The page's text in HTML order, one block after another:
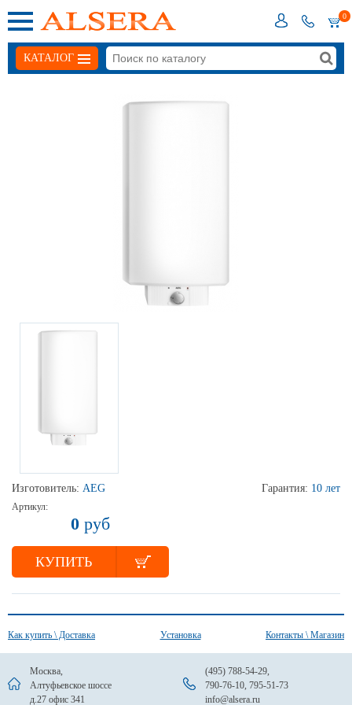
0
КАТАЛОГ
Изготовитель: AEG Гарантия: 10 лет
Артикул:
0 руб
КУПИТЬ
Как купить \ Доставка Установка Контакты \ Магазин
Москва,
Алтуфьевское шоссе
д.27 офис 341
(495) 788-54-29,
790-76-10, 795-51-73
info@alsera.ru